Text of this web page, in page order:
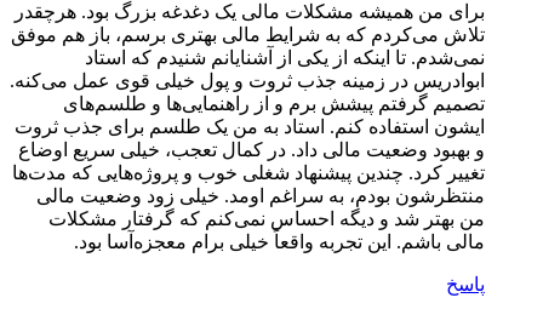
برای من همیشه مشکلات مالی یک دغدغه بزرگ بود. هرچقدر
تلاش می‌کردم که به شرایط مالی بهتری برسم، باز هم موفق
نمی‌شدم. تا اینکه از یکی از آشنایانم شنیدم که استاد
ابوادریس در زمینه جذب ثروت و پول خیلی قوی عمل می‌کنه.
تصمیم گرفتم پیشش برم و از راهنمایی‌ها و طلسم‌های
ایشون استفاده کنم. استاد به من یک طلسم برای جذب ثروت
و بهبود وضعیت مالی داد. در کمال تعجب، خیلی سریع اوضاع
تغییر کرد. چندین پیشنهاد شغلی خوب و پروژه‌هایی که مدت‌ها
منتظرشون بودم، به سراغم اومد. خیلی زود وضعیت مالی
من بهتر شد و دیگه احساس نمی‌کنم که گرفتار مشکلات
مالی باشم. این تجربه واقعاً خیلی برام معجزه‌آسا بود.
پاسخ